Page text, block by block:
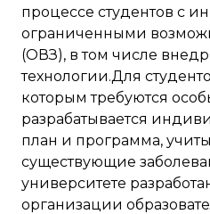
процессе студентов с
ограниченными
(ОВЗ), в том числе
технологии.Для
которым требуются
разрабатывается
план и программа,
существующие
университете
организации